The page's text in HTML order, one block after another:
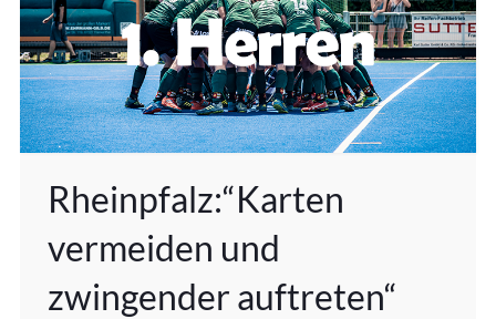
Rheinpfalz:“Karten
vermeiden und
zwingender auftreten“